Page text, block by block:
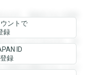
ます。登録すると回答
と回答を閲覧すること
ることができます。登
す。登録すると回答を
回答を閲覧することが
ントで
録
ID
録